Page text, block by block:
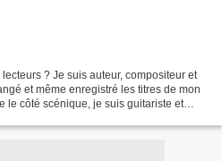
? Je suis auteur, compositeur et
et même enregistré les titres de mon
le côté scénique, je suis guitariste et